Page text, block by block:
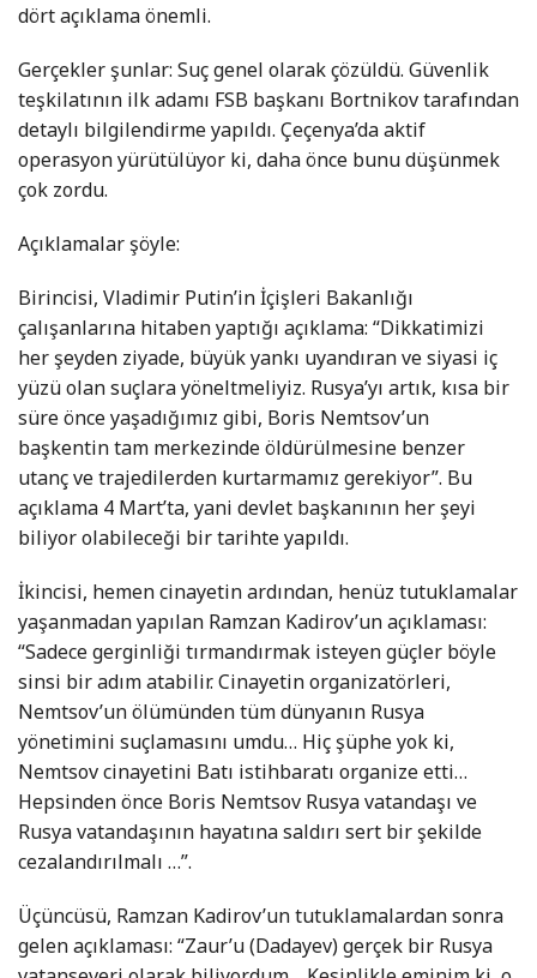
dört açıklama önemli.
Gerçekler şunlar: Suç genel olarak çözüldü. Güvenlik
teşkilatının ilk adamı FSB başkanı Bortnikov tarafından
detaylı bilgilendirme yapıldı. Çeçenya’da aktif
operasyon yürütülüyor ki, daha önce bunu düşünmek
çok zordu.
Açıklamalar şöyle:
Birincisi, Vladimir Putin’in İçişleri Bakanlığı
çalışanlarına hitaben yaptığı açıklama: “Dikkatimizi
her şeyden ziyade, büyük yankı uyandıran ve siyasi iç
yüzü olan suçlara yöneltmeliyiz. Rusya’yı artık, kısa bir
süre önce yaşadığımız gibi, Boris Nemtsov’un
başkentin tam merkezinde öldürülmesine benzer
utanç ve trajedilerden kurtarmamız gerekiyor”. Bu
açıklama 4 Mart’ta, yani devlet başkanının her şeyi
biliyor olabileceği bir tarihte yapıldı.
İkincisi, hemen cinayetin ardından, henüz tutuklamalar
yaşanmadan yapılan Ramzan Kadirov’un açıklaması:
“Sadece gerginliği tırmandırmak isteyen güçler böyle
sinsi bir adım atabilir. Cinayetin organizatörleri,
Nemtsov’un ölümünden tüm dünyanın Rusya
yönetimini suçlamasını umdu… Hiç şüphe yok ki,
Nemtsov cinayetini Batı istihbaratı organize etti…
Hepsinden önce Boris Nemtsov Rusya vatandaşı ve
Rusya vatandaşının hayatına saldırı sert bir şekilde
cezalandırılmalı …”.
Üçüncüsü, Ramzan Kadirov’un tutuklamalardan sonra
gelen açıklaması: “Zaur’u (Dadayev) gerçek bir Rusya